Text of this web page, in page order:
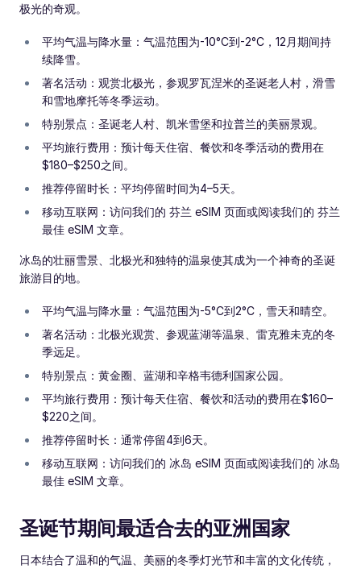
极光的奇观。
平均气温与降水量：气温范围为-10°C到-2°C，12月期间持
续降雪。
著名活动：观赏北极光，参观罗瓦涅米的圣诞老人村，滑雪
和雪地摩托等冬季运动。
特别景点：圣诞老人村、凯米雪堡和拉普兰的美丽景观。
平均旅行费用：预计每天住宿、餐饮和冬季活动的费用在
$180–$250之间。
推荐停留时长：平均停留时间为4–5天。
移动互联网：访问我们的 芬兰 eSIM 页面或阅读我们的 芬兰
最佳 eSIM 文章。
冰岛的壮丽雪景、北极光和独特的温泉使其成为一个神奇的圣诞
旅游目的地。
平均气温与降水量：气温范围为-5°C到2°C，雪天和晴空。
著名活动：北极光观赏、参观蓝湖等温泉、雷克雅未克的冬
季远足。
特别景点：黄金圈、蓝湖和辛格韦德利国家公园。
平均旅行费用：预计每天住宿、餐饮和活动的费用在$160–
$220之间。
推荐停留时长：通常停留4到6天。
移动互联网：访问我们的 冰岛 eSIM 页面或阅读我们的 冰岛
最佳 eSIM 文章。
圣诞节期间最适合去的亚洲国家
日本结合了温和的气温、美丽的冬季灯光节和丰富的文化传统，